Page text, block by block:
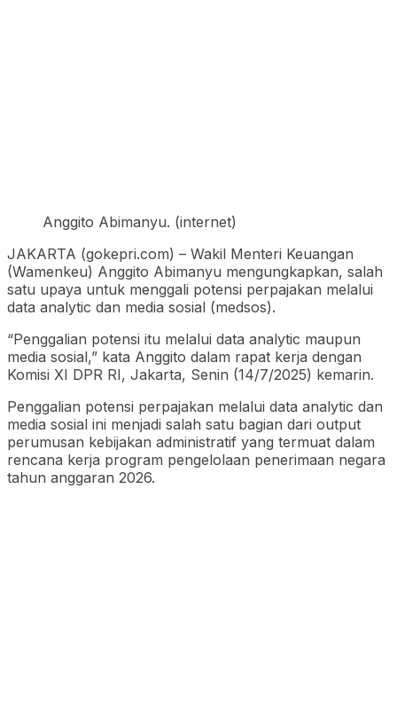
Anggito Abimanyu. (internet)
JAKARTA (gokepri.com) – Wakil Menteri Keuangan
(Wamenkeu) Anggito Abimanyu mengungkapkan, salah
satu upaya untuk menggali potensi perpajakan melalui
data analytic dan media sosial (medsos).
“Penggalian potensi itu melalui data analytic maupun
media sosial,” kata Anggito dalam rapat kerja dengan
Komisi XI DPR RI, Jakarta, Senin (14/7/2025) kemarin.
Penggalian potensi perpajakan melalui data analytic dan
media sosial ini menjadi salah satu bagian dari output
perumusan kebijakan administratif yang termuat dalam
rencana kerja program pengelolaan penerimaan negara
tahun anggaran 2026.